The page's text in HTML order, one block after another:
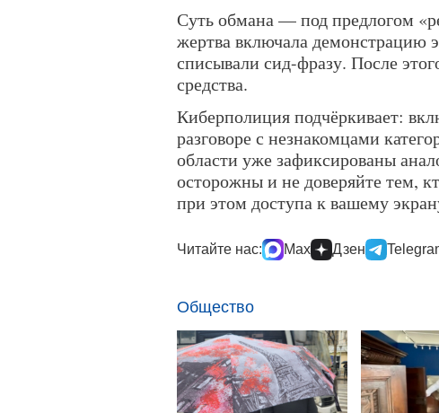
Суть обмана — под предлогом
жертва включала демонстрацию
списывали сид-фразу. После
средства.
Киберполиция подчёркивает:
разговоре с незнакомцами
области уже зафиксированы
осторожны и не доверяйте тем,
при этом доступа к вашему
Читайте нас: Max Дзен
Общество